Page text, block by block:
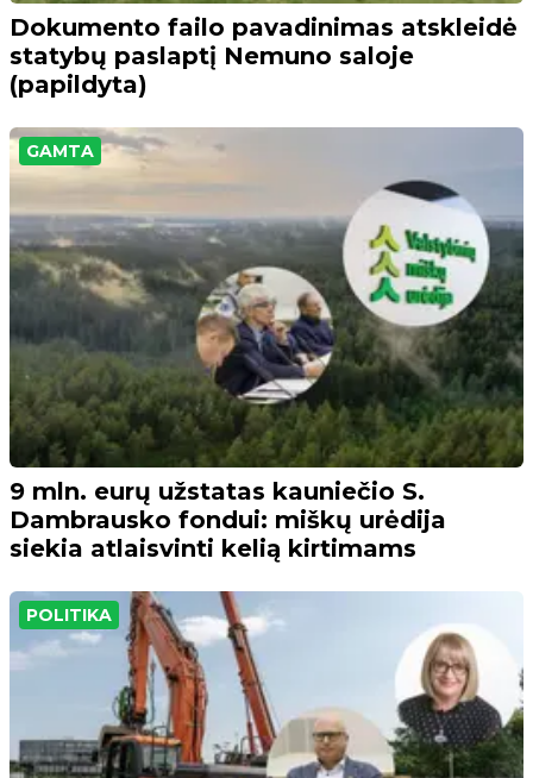
Dokumento failo pavadinimas atskleidė
statybų paslaptį Nemuno saloje
(papildyta)
GAMTA
9 mln. eurų užstatas kauniečio S.
Dambrausko fondui: miškų urėdija
siekia atlaisvinti kelią kirtimams
POLITIKA